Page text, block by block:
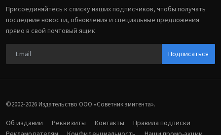
Присоединяйтесь к списку наших подписчиков, чтобы получать
последние новости, обновления и специальные предложения
прямо в свой почтовый ящик
Подписаться
©2002-2026 Издательство ООО «‎Советник эмитента».
Об издании Реквизиты Контакты
Правила подписки